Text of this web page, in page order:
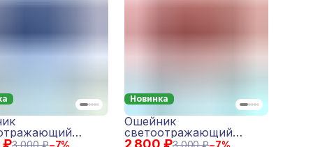
Темно-синий
Новинка
Ошейник
светоотражающий
Reflective Красный